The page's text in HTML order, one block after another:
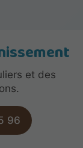
et des
96